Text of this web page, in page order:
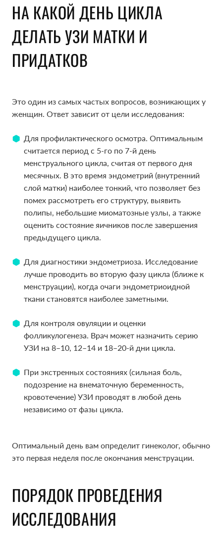
НА КАКОЙ ДЕНЬ ЦИКЛА
ДЕЛАТЬ УЗИ МАТКИ И
ПРИДАТКОВ
Это один из самых частых вопросов, возникающих у
женщин. Ответ зависит от цели исследования:
Для профилактического осмотра. Оптимальным
считается период с 5-го по 7-й день
менструального цикла, считая от первого дня
месячных. В это время эндометрий (внутренний
слой матки) наиболее тонкий, что позволяет без
помех рассмотреть его структуру, выявить
полипы, небольшие миоматозные узлы, а также
оценить состояние яичников после завершения
предыдущего цикла.
Для диагностики эндометриоза. Исследование
лучше проводить во вторую фазу цикла (ближе к
менструации), когда очаги эндометриоидной
ткани становятся наиболее заметными.
Для контроля овуляции и оценки
фолликулогенеза. Врач может назначить серию
УЗИ на 8–10, 12–14 и 18–20-й дни цикла.
При экстренных состояниях (сильная боль,
подозрение на внематочную беременность,
кровотечение) УЗИ проводят в любой день
независимо от фазы цикла.
Оптимальный день вам определит гинеколог, обычно
это первая неделя после окончания менструации.
ПОРЯДОК ПРОВЕДЕНИЯ
ИССЛЕДОВАНИЯ
НА КАКОЙ ДЕНЬ ЦИКЛА
ДЕЛАТЬ УЗИ МАТКИ И
ПРИДАТКОВ
Это один из самых частых вопросов, возникающих у
женщин. Ответ зависит от цели исследования:
Для профилактического осмотра. Оптимальным
считается период с 5-го по 7-й день
менструального цикла, считая от первого дня
месячных. В это время эндометрий (внутренний
слой матки) наиболее тонкий, что позволяет без
помех рассмотреть его структуру, выявить
полипы, небольшие миоматозные узлы, а также
оценить состояние яичников после завершения
предыдущего цикла.
Для диагностики эндометриоза. Исследование
лучше проводить во вторую фазу цикла (ближе к
менструации), когда очаги эндометриоидной
ткани становятся наиболее заметными.
Для контроля овуляции и оценки
фолликулогенеза. Врач может назначить серию
УЗИ на 8–10, 12–14 и 18–20-й дни цикла.
При экстренных состояниях (сильная боль,
подозрение на внематочную беременность,
кровотечение) УЗИ проводят в любой день
независимо от фазы цикла.
Оптимальный день вам определит гинеколог, обычно
это первая неделя после окончания менструации.
ПОРЯДОК ПРОВЕДЕНИЯ
ИССЛЕДОВАНИЯ